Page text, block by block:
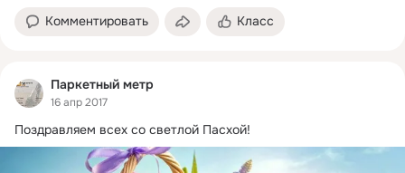
Комментировать Класс
Паркетный метр
16 апр 2017
Поздравляем всех со светлой Пасхой!